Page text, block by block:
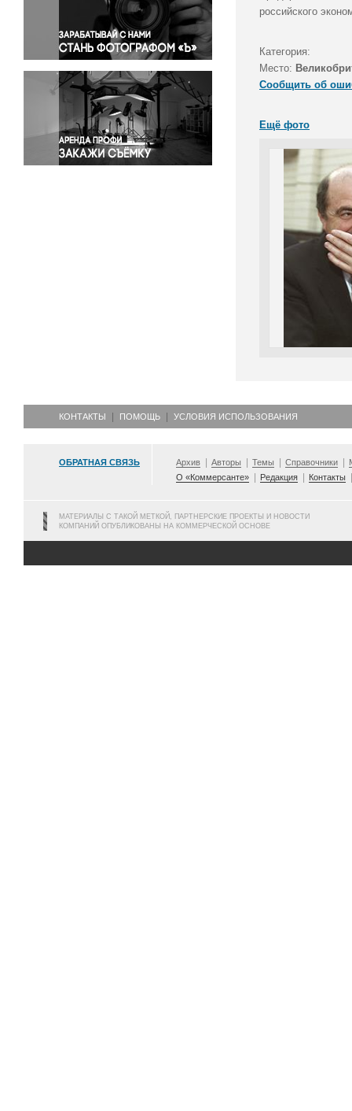
Правосудие
Происшествия и конфликты
Религия
Светская жизнь
Спорт
Экология
Экономика и бизнес
российского
Категория:
Место:
Сообщить об
Ещё фото
КОНТАКТЫ ПОМОЩЬ УСЛОВИЯ ИСПОЛЬЗОВАНИЯ
ОБРАТНАЯ СВЯЗЬ Архив Авторы Темы Справочники
О «Коммерсанте»
Редакция Контакты
МАТЕРИАЛЫ С ТАКОЙ МЕТКОЙ, ПАРТНЕРСКИЕ ПРОЕКТЫ И НОВОСТИ
КОМПАНИЙ ОПУБЛИКОВАНЫ НА КОММЕРЧЕСКОЙ ОСНОВЕ